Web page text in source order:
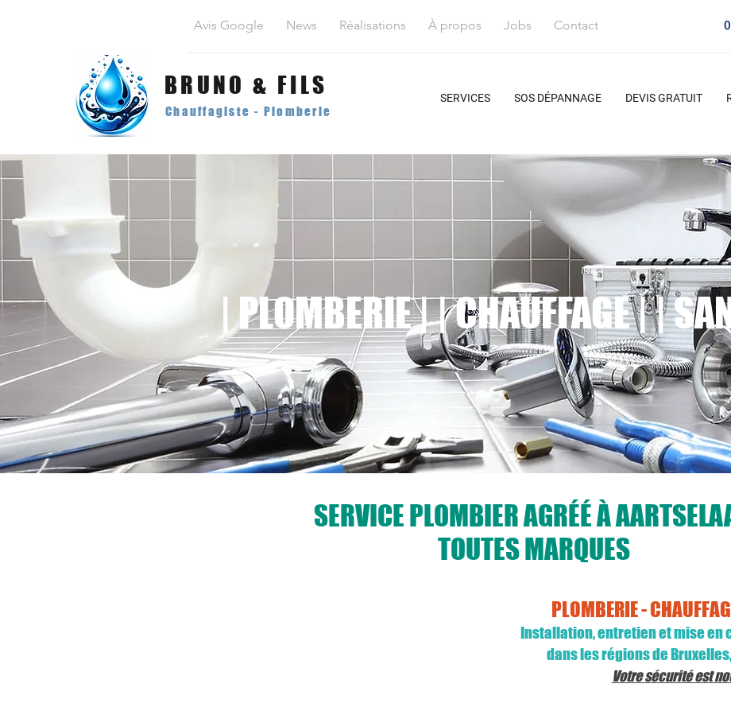
Avis Google News Réalisations À propos Jobs Contact
BRUNO & FILS
Chauffagiste - Plomberie
SERVICES SOS DÉPANNAGE DEVIS GRATUIT
| PLOMBERIE | | CHAUFFAGE | |
SERVICE PLOMBIER AGRÉÉ À
TOUTES MARQUES
PLOMBERIE -
Installation, entretien et mise en
dans les régions de
Votre sécurité est